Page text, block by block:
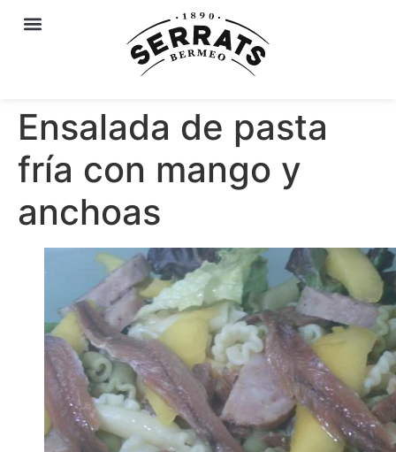
Ensalada de pasta
fría con mango y
anchoas